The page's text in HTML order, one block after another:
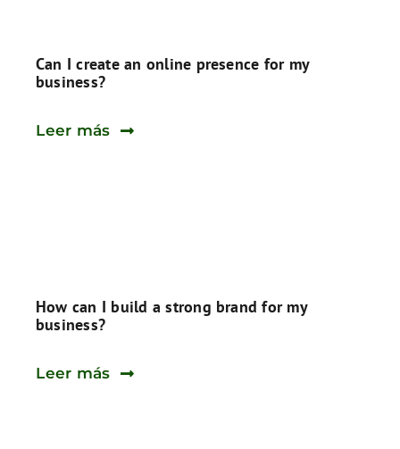
Can I create an online presence for my
business?
Leer más
How can I build a strong brand for my
business?
Leer más